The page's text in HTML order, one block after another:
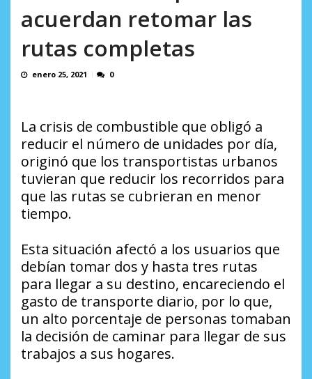
AGOSTO 10, 2026
acuerdan retomar las
rutas completas
enero 25, 2021 0
La crisis de combustible que obligó a
reducir el número de unidades por día,
originó que los transportistas urbanos
tuvieran que reducir los recorridos para
que las rutas se cubrieran en menor
tiempo.
Esta situación afectó a los usuarios que
debían tomar dos y hasta tres rutas
para llegar a su destino, encareciendo el
gasto de transporte diario, por lo que,
un alto porcentaje de personas tomaban
la decisión de caminar para llegar de sus
trabajos a sus hogares.